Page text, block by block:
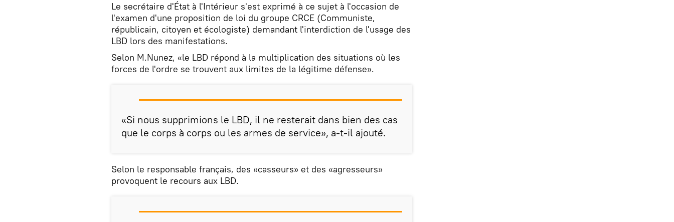
Le secrétaire d'État à l'Intérieur s'est exprimé à ce sujet à l'occasion de
l'examen d'une proposition de loi du groupe CRCE (Communiste,
républicain, citoyen et écologiste) demandant l'interdiction de l'usage des
LBD lors des manifestations.
Selon M.Nunez, «le LBD répond à la multiplication des situations où les
forces de l'ordre se trouvent aux limites de la légitime défense».
«Si nous supprimions le LBD, il ne resterait dans bien des cas
que le corps à corps ou les armes de service», a-t-il ajouté.
Selon le responsable français, des «casseurs» et des «agresseurs»
provoquent le recours aux LBD.